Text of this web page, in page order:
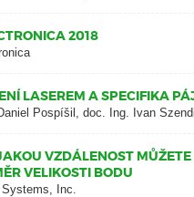
2018
LASEREM A SPECIFIKA
Pospíšil, doc. Ing. Ivan
VZDÁLENOST
VELIKOSTI BODU
Inc.